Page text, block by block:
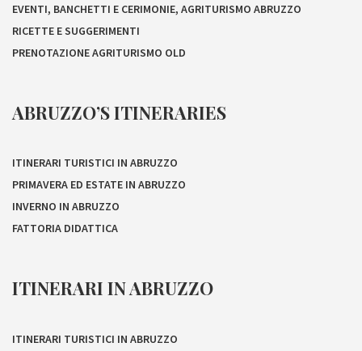
EVENTI, BANCHETTI E CERIMONIE, AGRITURISMO ABRUZZO
RICETTE E SUGGERIMENTI
PRENOTAZIONE AGRITURISMO OLD
ABRUZZO’S ITINERARIES
ITINERARI TURISTICI IN ABRUZZO
PRIMAVERA ED ESTATE IN ABRUZZO
INVERNO IN ABRUZZO
FATTORIA DIDATTICA
ITINERARI IN ABRUZZO
ITINERARI TURISTICI IN ABRUZZO